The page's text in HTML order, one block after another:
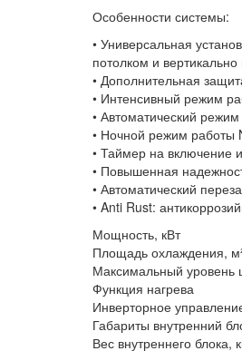
Особенности системы:
• Универсальная
потолком и
• Дополнительная
• Интенсивный режим
• Автоматический
• Ночной режим работы
• Таймер на включение
• Повышенная
• Автоматический
• Anti Rust:
Мощность, кВт
Площадь охлаждения,
Максимальный уровень
Функция нагрева
Инверторное
Габариты внутренний
Вес внутреннего блока,